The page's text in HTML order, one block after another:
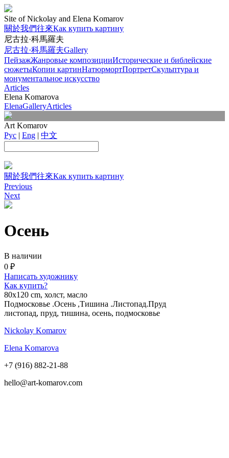
Site of Nickolay and Elena Komarov
關於我們往來Как купить картину
尼古拉·科馬羅夫
尼古拉·科馬羅夫Gallery
ПейзажЖанровые композицииИсторические и библейские
сюжетыКопии картинНатюрмортПортретСкульптура и
монументальное искусство
Articles
Elena Komarova
ElenaGalleryArticles
Art Komarov
Рус | Eng | 中文
關於我們往來Как купить картину
Previous
Next
Осень
В наличии
0 ₽
Написать художнику
Как купить?
80х120 cm, холст, масло
Подмосковье .Осень ,Тишина .Листопад.Пруд
листопад, пруд, тишина, осень, подмосковье
Nickolay Komarov
Elena Komarova
+7 (916) 882-21-88
hello@art-komarov.com